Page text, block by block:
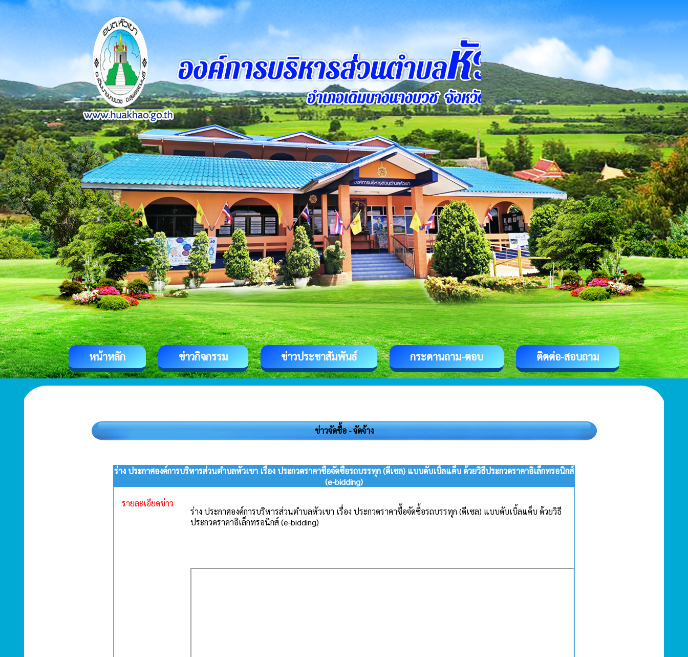
หน้าหลัก ข่าวกิจกรรม ข่าวประชาสัมพันธ์ กระดานถาม-ตอบ ติดต่อ-สอบถาม
ข่าวจัดซื้อ - จัดจ้าง
ร่าง ประกาศองค์การบริหารส่วนตำบลหัวเขา เรื่อง ประกวดราคาซื้อจัดซื้อรถบรรทุก (ดีเซล) แบบดับเบิ้ลแค็บ ด้วยวิธีประกวดราคาอิเล็กทรอนิกส์
(e-bidding)
รายละเอียดข่าว
ร่าง ประกาศองค์การบริหารส่วนตำบลหัวเขา เรื่อง ประกวดราคาซื้อจัดซื้อรถบรรทุก (ดีเซล) แบบดับเบิ้ลแค็บ ด้วยวิธี
ประกวดราคาอิเล็กทรอนิกส์ (e-bidding)